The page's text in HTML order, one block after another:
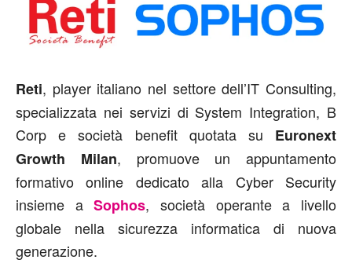
Reti, player italiano nel settore dell’IT Consulting,
specializzata nei servizi di System Integration, B
Corp e società benefit quotata su Euronext
Growth Milan, promuove un appuntamento
formativo online dedicato alla Cyber Security
insieme aSophos, società operante a livello
globale nella sicurezza informatica di nuova
generazione.